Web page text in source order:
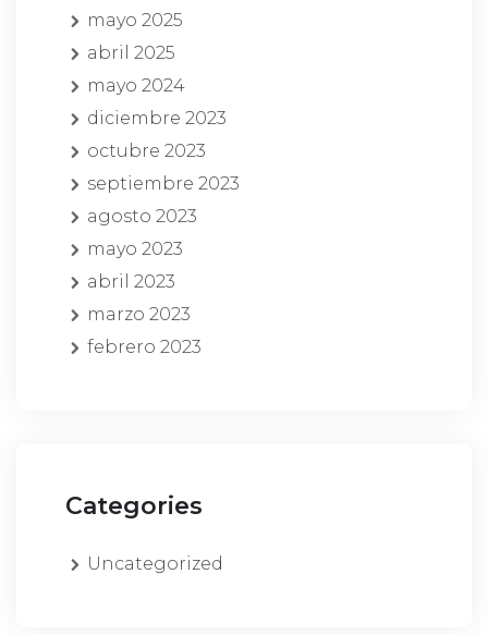
mayo 2025
abril 2025
mayo 2024
diciembre 2023
octubre 2023
septiembre 2023
agosto 2023
mayo 2023
abril 2023
marzo 2023
febrero 2023
Categories
Uncategorized